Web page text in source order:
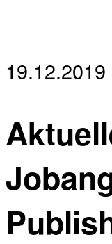
19.12.2019